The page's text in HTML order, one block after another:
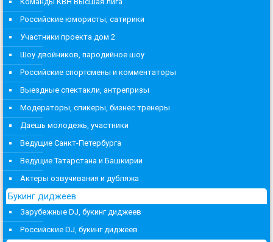
Российские юмористы, сатирики
Участники проекта дом 2
Шоу двойников, пародийное шоу
Российские спортсмены и комментаторы
Выездные спектакли, антрепризы
Модераторы, спикеры, бизнес тренеры
Даешь молодежь, участники
Ведущие Санкт-Петербурга
Ведущие Татарстана и Башкирии
Актеры озвучивания и дубляжа
Букинг диджеев
Зарубежные DJ, букинг диджеев
Российские DJ, букинг диджеев